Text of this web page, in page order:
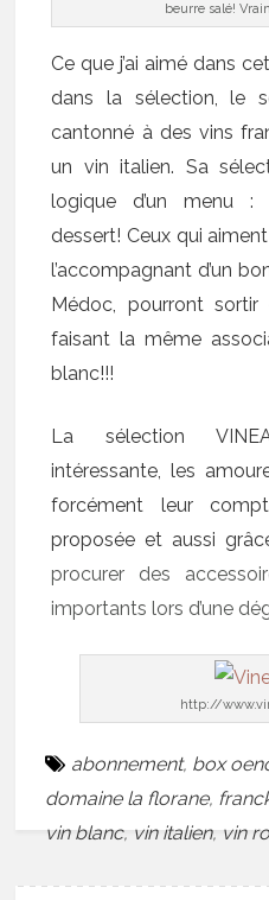
beurre salé!
Ce que j’ai aimé dans
dans la sélection, le
cantonné à des vins
un vin italien. Sa
logique d’un menu :
dessert! Ceux qui
l’accompagnant d’un
Médoc, pourront
faisant la même
blanc!!!
La sélection
intéressante, les
forcément leur
proposée et aussi
procurer des
importants lors d’une
http://
abonnement, box
domaine la florane,
vin blanc,vin italien,vin